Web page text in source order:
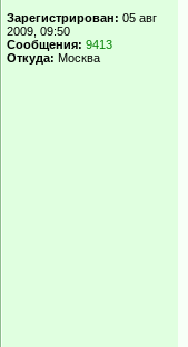
Зарегистрирован: 05 авг
2009, 09:50
Сообщения: 9413
Откуда: Москва